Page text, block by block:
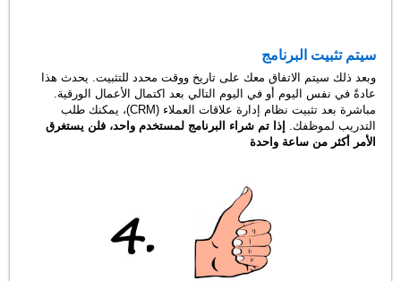
سيتم تثبيت البرنامج
وبعد ذلك سيتم الاتفاق معك على تاريخ ووقت محدد للتثبيت. يحدث هذا
عادةً في نفس اليوم أو في اليوم التالي بعد اكتمال الأعمال الورقية.
مباشرة بعد تثبيت نظام إدارة علاقات العملاء (CRM)، يمكنك طلب
التدريب لموظفك. إذا تم شراء البرنامج لمستخدم واحد، فلن يستغرق
الأمر أكثر من ساعة واحدة